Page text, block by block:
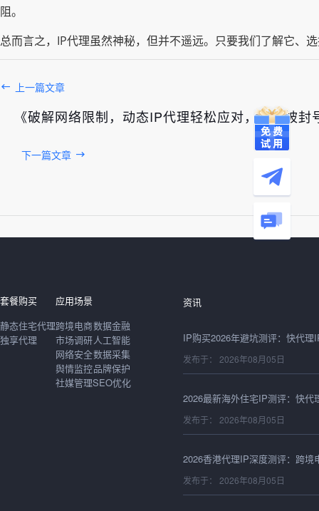
阻。
总而言之，IP代理虽然神秘，但并不遥远。只要我们了解它、
上一篇文章
《破解网络限制，动态IP代理轻松应对，告别被封
下一篇文章
套餐购买
静态住宅代理
独享代理
应用场景
跨境电商
市场调研
网络安全
舆情监控
社媒管理
数据金融
人工智能
数据采集
品牌保护
SEO优化
资讯
发布于： 2026年08月06日
发布于： 2026年08月05日
发布于： 2026年08月05日
发布于： 2026年08月05日